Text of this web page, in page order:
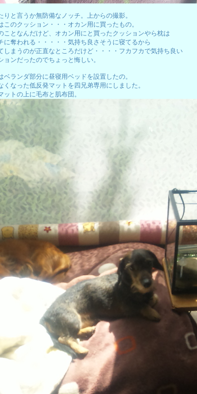
りと言うか無防備なノッチ。上からの撮影。
このクッション・・・オカン用に買ったもの。
ことなんだけど、オカン用にと買ったクッションやら枕は
に奪われる・・・・・気持ち良さそうに寝てるから
しまうのが正直なところだけど・・・・フカフカで気持ち良い
ョンだったのでちょっと悔しい。
ベランダ部分に昼寝用ベッドを設置したの。
くなった低反発マットを四兄弟専用にしました。
ットの上に毛布と肌布団。